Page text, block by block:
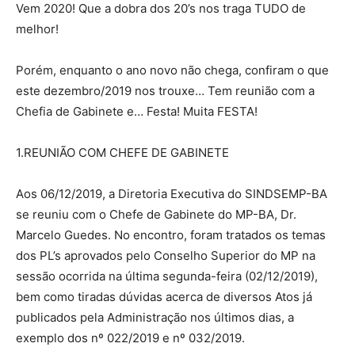
Vem 2020! Que a dobra dos 20’s nos traga TUDO de
melhor!
Porém, enquanto o ano novo não chega, confiram o que
este dezembro/2019 nos trouxe… Tem reunião com a
Chefia de Gabinete e… Festa! Muita FESTA!
1.REUNIÃO COM CHEFE DE GABINETE
Aos 06/12/2019, a Diretoria Executiva do SINDSEMP-BA
se reuniu com o Chefe de Gabinete do MP-BA, Dr.
Marcelo Guedes. No encontro, foram tratados os temas
dos PL’s aprovados pelo Conselho Superior do MP na
sessão ocorrida na última segunda-feira (02/12/2019),
bem como tiradas dúvidas acerca de diversos Atos já
publicados pela Administração nos últimos dias, a
exemplo dos nº 022/2019 e nº 032/2019.